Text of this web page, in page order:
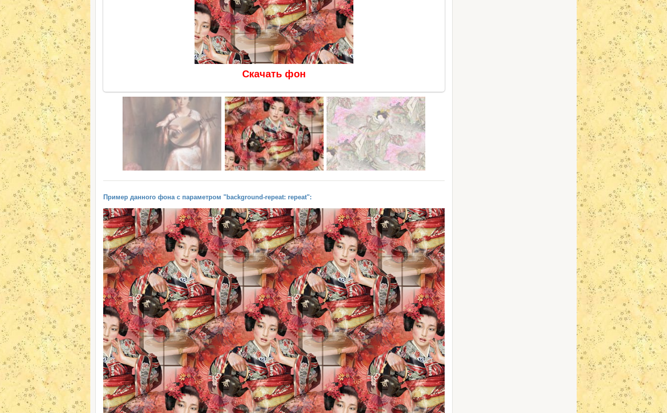
Скачать фон
Пример данного фона с параметром "background-repeat: repeat":